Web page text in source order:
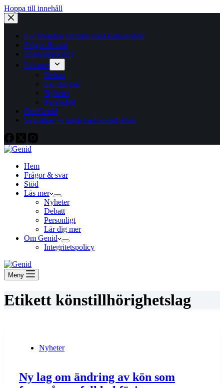
Hoppa till innehåll
För föräldrar till barn med könsdysfori
Frågor & svar
Integritetspolicy
Läs mer
Debatt
Lär dig mer
Nyheter
Personligt
Om Genid
Så hjälper vi unga med könsdysfori
Hem
Frågor & svar
Stöd
Läs mer
Nyheter
Debatt
Personligt
Lär dig mer
Om Genid
Integritetspolicy
Meny
Etikett könstillhörighetslag
Nyheter
Ny lag om ändring av kön som